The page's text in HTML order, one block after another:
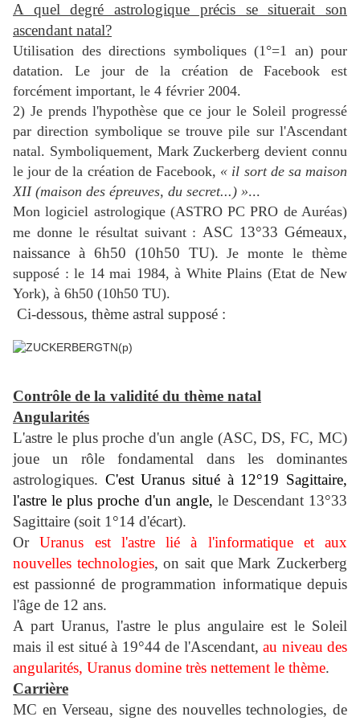
A quel degré astrologique précis se situerait son
ascendant natal?
Utilisation des directions symboliques (1°=1 an) pour
datation.
Le jour de la création de Facebook est
forcément important, le 4 février 2004.
2) Je prends l'hypothèse que ce jour le Soleil progressé
par direction symbolique se trouve pile sur l'Ascendant
natal. Symboliquement, Mark Zuckerberg devient connu
le jour de la création de Facebook, « il sort de sa maison
XII (maison des épreuves, du secret...) »...
Mon logiciel astrologique (ASTRO PC PRO de Auréas)
me donne le résultat suivant : ASC 13°33 Gémeaux,
naissance à 6h50 (10h50 TU). Je monte le thème
supposé : le 14 mai 1984, à White Plains (Etat de New
York), à 6h50 (10h50 TU).
Ci-dessous, thème astral supposé :
Contrôle de la validité du thème natal
Angularités
L'astre le plus proche d'un angle (ASC, DS, FC, MC)
joue un rôle fondamental dans les dominantes
astrologiques. C'est Uranus situé à 12°19 Sagittaire,
l'astre le plus proche d'un angle, le Descendant 13°33
Sagittaire (soit 1°14 d'écart).
OrUranus est l'astre lié à l'informatique et aux
nouvelles technologies, on sait que Mark Zuckerberg
est passionné de programmation informatique depuis
l'âge de 12 ans.
A part Uranus, l'astre le plus angulaire est le Soleil
mais il est situé à 19°44 de l'Ascendant, au niveau des
angularités, Uranus domine très nettement le thème.
Carrière
MC en Verseau, signe des nouvelles technologies, de